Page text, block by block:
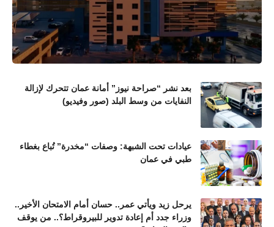
بعد نشر “صراحة نيوز” أمانة عمان تتحرك لإزالة
النفايات من وسط البلد (صور وفيديو)
عيادات تحت الشبهة: وصفات “مخدرة” تُباع بغطاء
طبي في عمان
يرحل زيد ويأتي عمر.. حسان أمام الامتحان الأخير..
وزراء جدد أم إعادة تدوير للبيروقراط؟.. من يوقف